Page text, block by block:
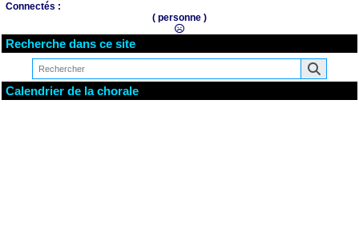
Connectés :
( personne )
Recherche dans ce site
Calendrier de la chorale